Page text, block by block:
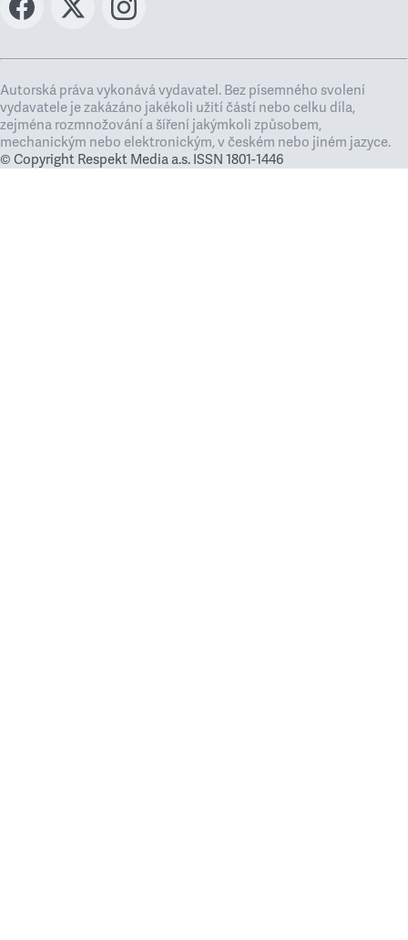
Autorská práva vykonává vydavatel. Bez písemného svolení
vydavatele je zakázáno jakékoli užití částí nebo celku díla,
zejména rozmnožování a šíření jakýmkoli způsobem,
mechanickým nebo elektronickým, v českém nebo jiném jazyce.
© Copyright Respekt Media a.s. ISSN 1801-1446